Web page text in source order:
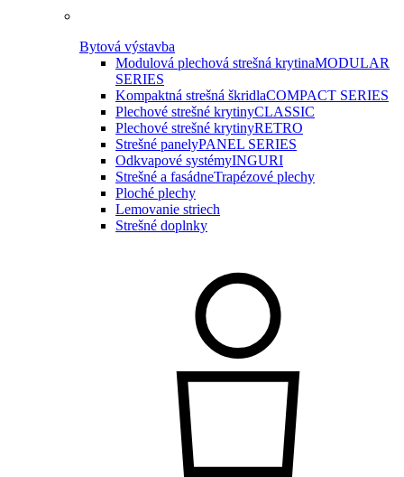
Bytová výstavba
Modulová plechová strešná krytinaMODULAR
SERIES
Kompaktná strešná škridlaCOMPACT SERIES
Plechové strešné krytinyCLASSIC
Plechové strešné krytinyRETRO
Strešné panelyPANEL SERIES
Odkvapové systémyINGURI
Strešné a fasádneTrapézové plechy
Ploché plechy
Lemovanie striech
Strešné doplnky